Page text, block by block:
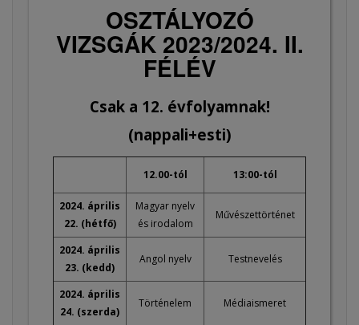
OSZTÁLYOZÓ
VIZSGÁK 2023/2024. II.
FÉLÉV
Csak a 12. évfolyamnak!
(nappali+esti)
12.00-tól 13:00-tól
2024. április
22. (hétfő)
Magyar nyelv
és irodalom
Művészettörténet
2024. április
23. (kedd)
Angol nyelv Testnevelés
2024. április
24. (szerda)
Történelem Médiaismeret